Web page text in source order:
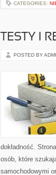
CATEGORIES:
TESTY I
POSTED BY
dokładność.
osób, które
samochodowymi